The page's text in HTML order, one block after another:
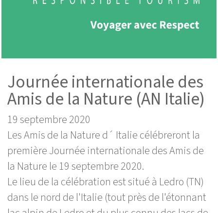
Journée internationale des
Amis de la Nature (AN Italie)
19 septembre 2020
Les Amis de la Nature d´ Italie célébreront la
première Journée internationale des Amis de
la Nature le 19 septembre 2020.
Le lieu de la célébration est situé à Ledro (TN)
dans le nord de l'Italie (tout près de l'étonnant